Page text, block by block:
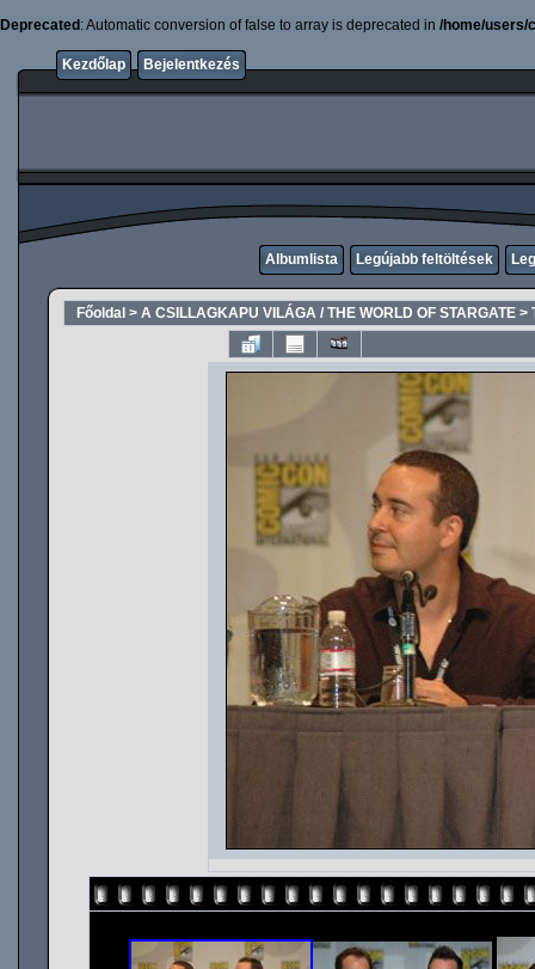
Deprecated : Automatic conversion of false to array is deprecated in /home/users/
Kezdőlap Bejelentkezés
Albumlista Legújabb feltöltések
Főoldal > A CSILLAGKAPU VILÁGA / THE WORLD OF STARGATE >